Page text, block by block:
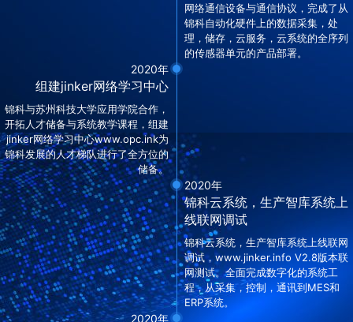
网络通信设备与通信协议，完成了从
锦科自动化硬件上的数据采集，处
理，储存，云服务，云系统的全序列
的传感器单元的产品部署。
2020年
组建jinker网络学习中心
锦科与苏州科技大学应用学院合作，
开拓人才储备与系统教学课程，组建
jinker网络学习中心www.opc.ink为
锦科发展的人才梯队进行了全方位的
储备。
2020年
锦科云系统，生产智库系统上
线联网调试
锦科云系统，生产智库系统上线联网
调试，www.jinker.info V2.8版本联
网测试。全面完成数字化的系统工
程，从采集，控制，通讯到MES和
ERP系统。
2020年